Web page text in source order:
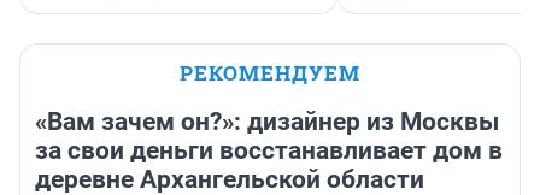
РЕКОМЕНДУЕМ
«Вам зачем он?»: дизайнер из Москвы
за свои деньги восстанавливает дом в
деревне Архангельской области